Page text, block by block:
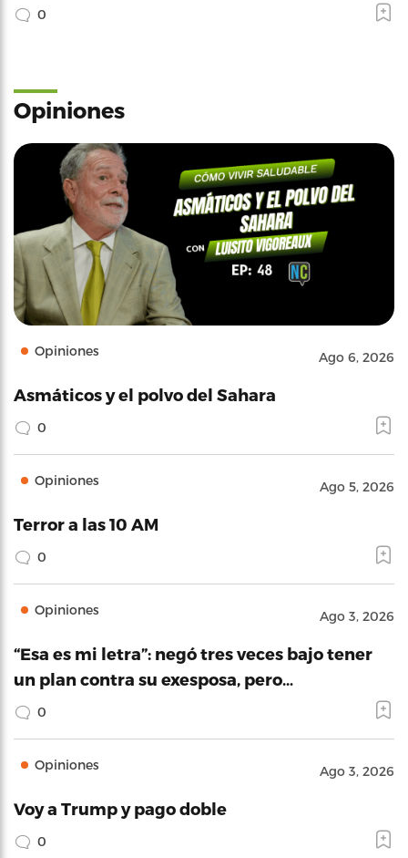
0
Opiniones
Opiniones Ago 6, 2026
Asmáticos y el polvo del Sahara
0
Opiniones Ago 5, 2026
Terror a las 10 AM
0
Opiniones Ago 3, 2026
“Esa es mi letra”: negó tres veces bajo tener
un plan contra su exesposa, pero…
0
Opiniones Ago 3, 2026
Voy a Trump y pago doble
0